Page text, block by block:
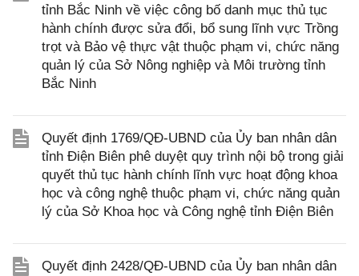
tỉnh Bắc Ninh về việc công bố danh mục thủ tục
hành chính được sửa đổi, bổ sung lĩnh vực Trồng
trọt và Bảo vệ thực vật thuộc phạm vi, chức năng
quản lý của Sở Nông nghiệp và Môi trường tỉnh
Bắc Ninh
Quyết định 1769/QĐ-UBND của Ủy ban nhân dân
tỉnh Điện Biên phê duyệt quy trình nội bộ trong giải
quyết thủ tục hành chính lĩnh vực hoạt động khoa
học và công nghệ thuộc phạm vi, chức năng quản
lý của Sở Khoa học và Công nghệ tỉnh Điện Biên
Quyết định 2428/QĐ-UBND của Ủy ban nhân dân